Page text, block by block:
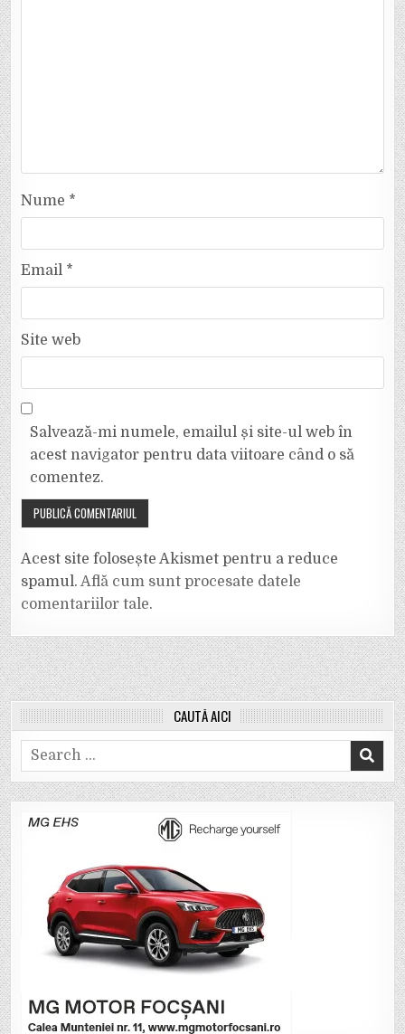
Nume *
Email *
Site web
Salvează-mi numele, emailul și site-ul web în
acest navigator pentru data viitoare când o să
comentez.
Acest site folosește Akismet pentru a reduce
spamul. Află cum sunt procesate datele
comentariilor tale.
CAUTĂ AICI
Search
for: